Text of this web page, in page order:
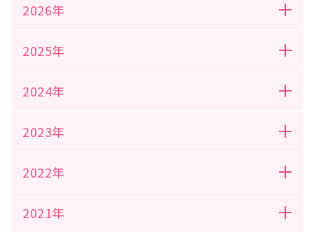
2026年
2025年
2024年
2023年
2022年
2021年